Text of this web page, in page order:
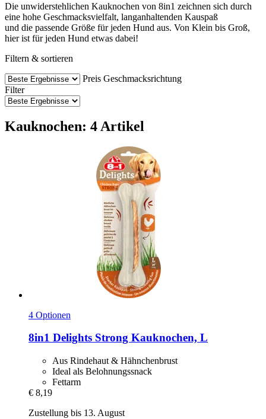
Die unwiderstehlichen Kauknochen von 8in1 zeichnen sich durch
eine hohe Geschmacksvielfalt, langanhaltenden Kauspaß
und die passende Größe für jeden Hund aus. Von Klein bis Groß,
hier ist für jeden Hund etwas dabei!
Filtern & sortieren
Preis Geschmacksrichtung
Filter
Kauknochen: 4 Artikel
4 Optionen
8in1 Delights Strong Kauknochen, L
Aus Rindehaut & Hähnchenbrust
Ideal als Belohnungssnack
Fettarm
€ 8,19
Zustellung bis 13. August